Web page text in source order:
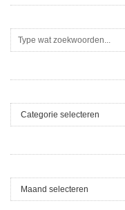
CATEGORIES
ARCHIVES